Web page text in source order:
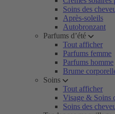
Soins des
Après-soleils
Autobronzant
Parfums d’été
Tout afficher
Parfums femme
Parfums homme
Brume
Soins
Tout afficher
Visage & Soins
Soins des